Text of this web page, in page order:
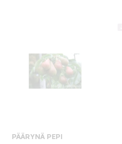
PÄÄRYNÄ PEPI